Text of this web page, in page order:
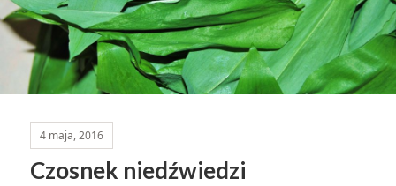
4 maja, 2016
Czosnek niedźwiedzi